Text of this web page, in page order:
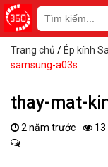
Trang chủ / Ép kính
samsung-a03s
thay-mat-
2 năm trước 13